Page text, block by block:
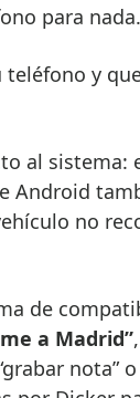
para nada.
y
al sistema:
Android
no
de
a Madrid”
nota”